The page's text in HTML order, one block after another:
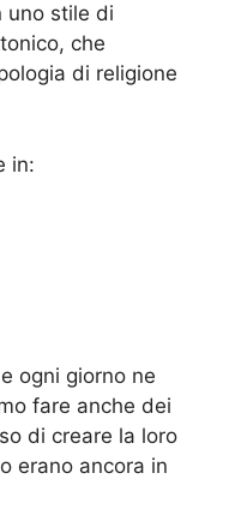
uno stile di
che
di religione
in:
ogni giorno ne
fare anche dei
di creare la loro
erano ancora in